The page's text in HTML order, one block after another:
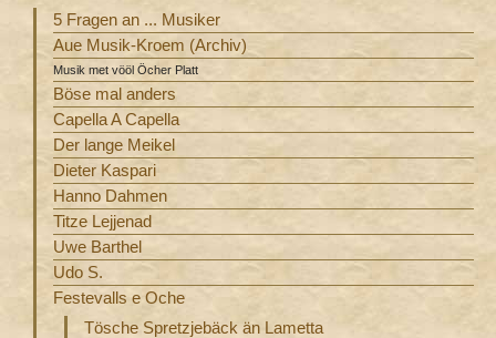
5 Fragen an ... Musiker
Aue Musik-Kroem (Archiv)
Musik met vööl Öcher Platt
Böse mal anders
Capella A Capella
Der lange Meikel
Dieter Kaspari
Hanno Dahmen
Titze Lejjenad
Uwe Barthel
Udo S.
Festevalls e Oche
Tösche Spretzjebäck än Lametta